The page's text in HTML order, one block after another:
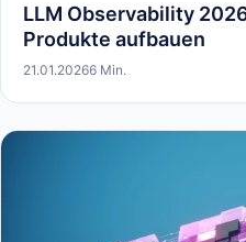
LLM Observability
Produkte aufbauen
21.01.20266 Min.